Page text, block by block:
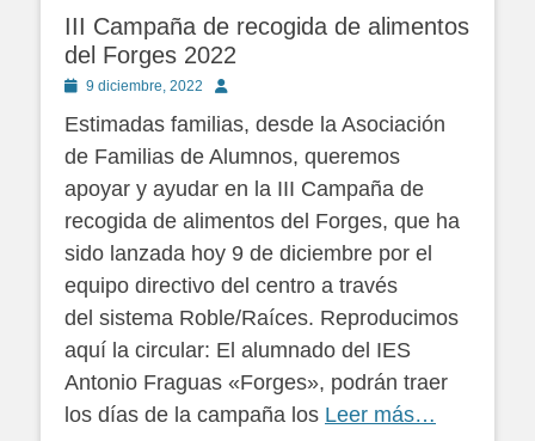
III Campaña de recogida de alimentos
del Forges 2022
Publicado
9 diciembre, 2022 Autor
Estimadas familias, desde la Asociación
de Familias de Alumnos, queremos
apoyar y ayudar en la III Campaña de
recogida de alimentos del Forges, que ha
sido lanzada hoy 9 de diciembre por el
equipo directivo del centro a través
del sistema Roble/Raíces. Reproducimos
aquí la circular: El alumnado del IES
Antonio Fraguas «Forges», podrán traer
los días de la campaña los Leer más…